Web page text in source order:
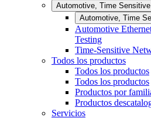
Automotive, Time
Automotive, Time
Automotive
Testing
Time-Sensitive
Todos los productos
Todos los productos
Todos los productos
Productos por
Productos
Servicios